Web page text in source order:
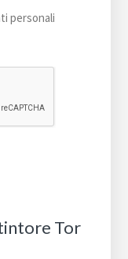
personali
Tor